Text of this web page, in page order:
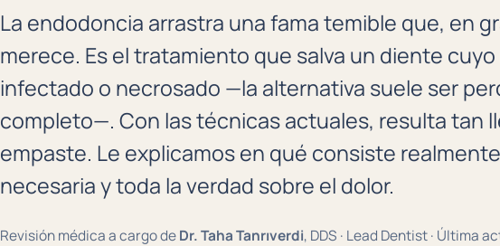
La endodoncia arrastra una fama temible que, en
merece. Es el tratamiento que salva un diente
infectado o necrosado —la alternativa suele ser
completo—. Con las técnicas actuales, resulta tan
empaste. Le explicamos en qué consiste
necesaria y toda la verdad sobre el dolor.
Revisión médica a cargo deDr. Taha Tanrıverdi, DDS · Lead Dentist · Última